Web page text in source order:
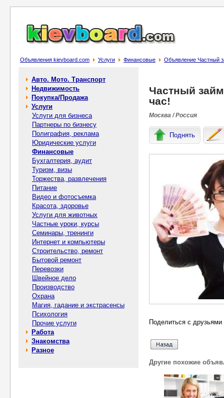
Объявления kievboard.com Услуги Финансовые Объявление Частный
Авто. Мото. Транспорт
Недвижимость
Покупка/Продажа
Услуги
Услуги для бизнеса
Партнеры по бизнесу
Полиграфия, реклама
Юридические услуги
Финансовые
Бухгалтерия, аудит
Туризм, визы
Торжества, развлечения
Питание
Видео и фотосъемка
Красота, здоровье
Услуги для животных
Частные уроки, курсы
Семинары, тренинги
Интернет и компьютеры
Строительство, ремонт
Бытовой ремонт
Перевозки
Швейное дело
Производство
Охрана
Магия, гадание и экстрасенсы
Психология
Прочие услуги
Работа
Знакомства
Разное
Частный
час!
Москва / Россия
Поднять
Поделиться с
Другие похожие